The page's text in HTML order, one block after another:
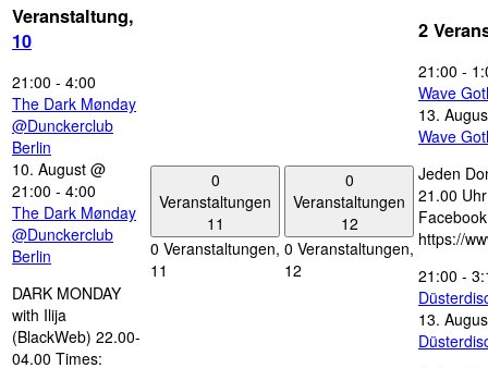
Veranstaltung,
10
21:00 - 4:00
The Dark Mønday
@Dunckerclub
Berlin
10. August @
21:00 - 4:00
The Dark Mønday
@Dunckerclub
Berlin
DARK MONDAY
with Ilija
(BlackWeb) 22.00-
04.00 Times:
0
Veranstaltungen
11
0 Veranstaltungen,
11
0
Veranstaltungen
12
0 Veranstaltungen,
12
2
21:00 -
Wave
13.
Wave
Jeden
21.00
https://
21:00 -
13.